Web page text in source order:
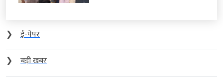
❯
ई-पेपर
❯
बड़ी खबर